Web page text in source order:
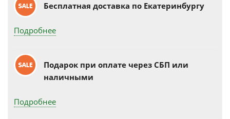
Бесплатная доставка по Екатеринбургу
Подробнее
Подарок при оплате через СБП или
наличными
Подробнее